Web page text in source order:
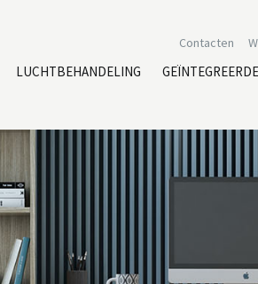
Contacten
LUCHTBEHANDELING